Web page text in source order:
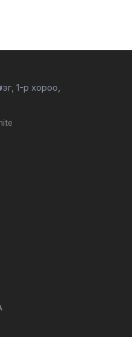
1-р хороо,